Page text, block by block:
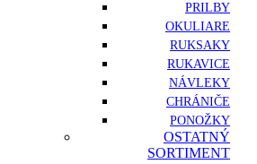
PRILBY
OKULIARE
RUKSAKY
RUKAVICE
NÁVLEKY
CHRÁNIČE
PONOŽKY
OSTATNÝ
SORTIMENT